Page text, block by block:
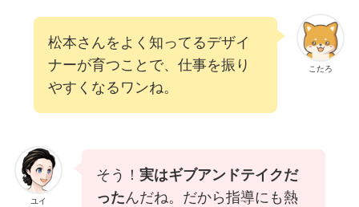
こたろ
松本さんをよく知ってるデザイ
ナーが育つことで、仕事を振り
やすくなるワンね。
ユイ
そう！ 実はギブアンドテイクだ
ったんだね。だから指導にも熱